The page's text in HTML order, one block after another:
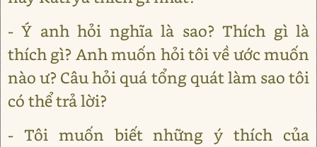
- Ý anh hỏi nghĩa là sao? Thích gì là
thích gì? Anh muốn hỏi tôi về ước muốn
nào ư? Câu hỏi quá tổng quát làm sao tôi
có thể trả lời?
- Tôi muốn biết những ý thích của